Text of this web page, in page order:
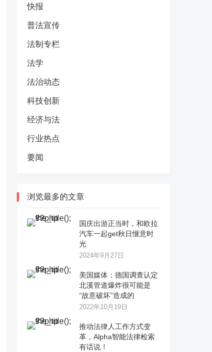
快报
普法宣传
法制专栏
法学
法治动态
科技创新
经济与法
行业热点
要闻
浏览最多的文章
国庆出游正当时，和欧拉
汽车一起get秋日惬意时
光
2024年9月27日
美国媒体：德国调查认定
北溪管道爆炸很可能是
“故意破坏”造成的
2022年10月19日
推动法律人工作方式变
革，Alpha智能法律检索
有话说！